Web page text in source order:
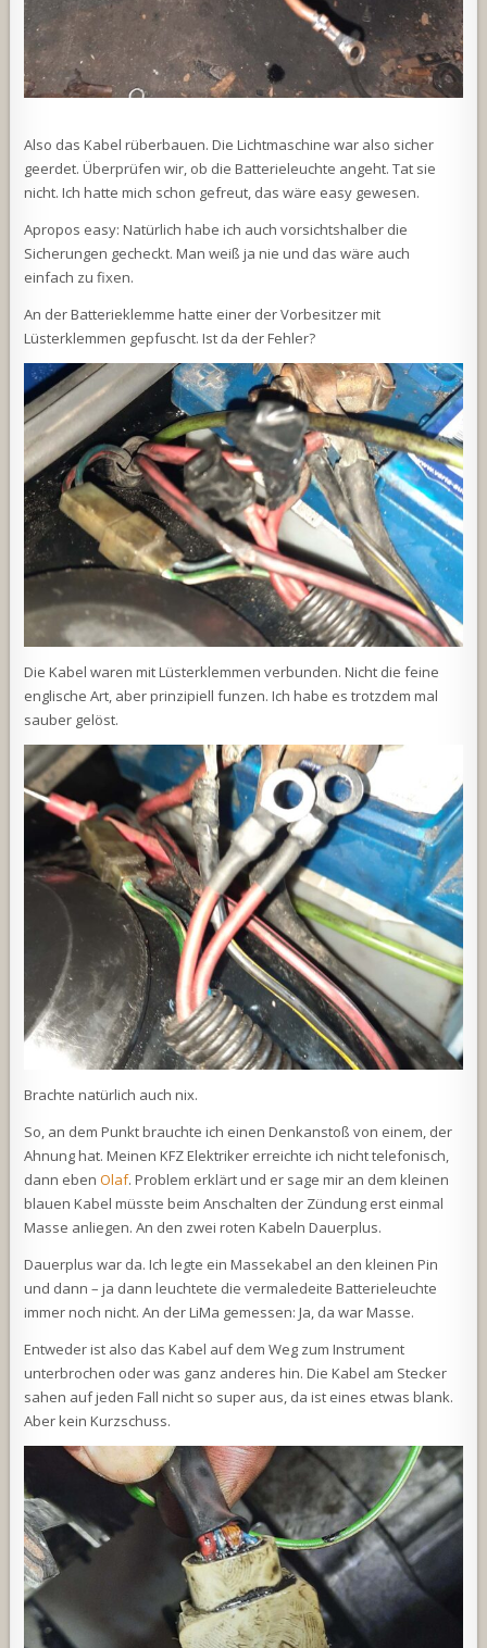
Also das Kabel rüberbauen. Die Lichtmaschine war also sicher
geerdet. Überprüfen wir, ob die Batterieleuchte angeht. Tat sie
nicht. Ich hatte mich schon gefreut, das wäre easy gewesen.
Apropos easy: Natürlich habe ich auch vorsichtshalber die
Sicherungen gecheckt. Man weiß ja nie und das wäre auch
einfach zu fixen.
An der Batterieklemme hatte einer der Vorbesitzer mit
Lüsterklemmen gepfuscht. Ist da der Fehler?
Die Kabel waren mit Lüsterklemmen verbunden. Nicht die feine
englische Art, aber prinzipiell funzen. Ich habe es trotzdem mal
sauber gelöst.
Brachte natürlich auch nix.
So, an dem Punkt brauchte ich einen Denkanstoß von einem, der
Ahnung hat. Meinen KFZ Elektriker erreichte ich nicht telefonisch,
dann ebenOlaf. Problem erklärt und er sage mir an dem kleinen
blauen Kabel müsste beim Anschalten der Zündung erst einmal
Masse anliegen. An den zwei roten Kabeln Dauerplus.
Dauerplus war da. Ich legte ein Massekabel an den kleinen Pin
und dann – ja dann leuchtete die vermaledeite Batterieleuchte
immer noch nicht. An der LiMa gemessen: Ja, da war Masse.
Entweder ist also das Kabel auf dem Weg zum Instrument
unterbrochen oder was ganz anderes hin. Die Kabel am Stecker
sahen auf jeden Fall nicht so super aus, da ist eines etwas blank.
Aber kein Kurzschuss.